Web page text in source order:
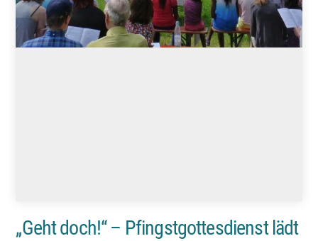
„Geht doch!“ – Pfingstgottesdienst lädt